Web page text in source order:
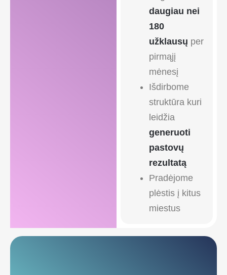
daugiau nei
180
užklausų per
pirmąjį
mėnesį
Išdirbome
struktūra kuri
leidžia
generuoti
pastovų
rezultatą
Pradėjome
plėstis į kitus
miestus